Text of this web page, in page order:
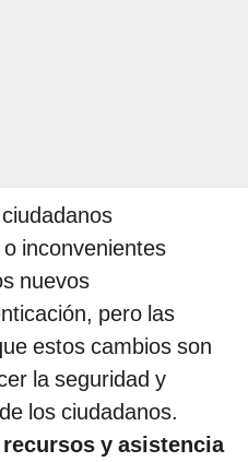
inconvenientes
nuevos
pero las
estos cambios son
la seguridad y
los ciudadanos.
y asistencia